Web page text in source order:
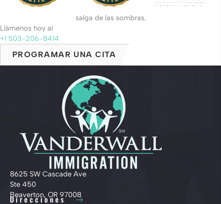
salga de las sombras.
Llámenos hoy al
+1 503-206-8414
PROGRAMAR UNA CITA
8625 SW Cascade Ave
Ste 450
Beaverton, OR 97008
Direcciones